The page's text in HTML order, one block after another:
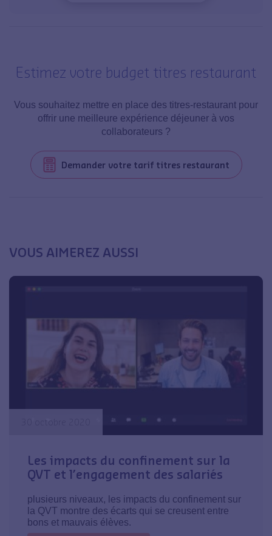
Estimez votre budget titres restaurant
Vous souhaitez mettre en place des titres-restaurant pour
offrir une meilleure expérience déjeuner à vos
collaborateurs ?
Demander votre tarif titres restaurant
VOUS AIMEREZ AUSSI
Les impacts du confinement sur la
QVT et l’engagement des salariés
plusieurs niveaux, les impacts du confinement sur
la QVT montre des écarts qui se creusent entre
bons et mauvais élèves.